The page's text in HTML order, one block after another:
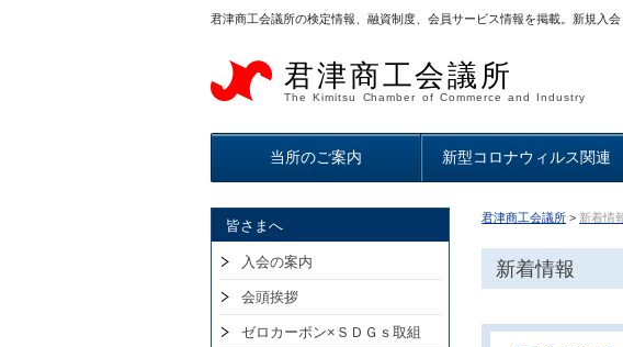
君津商工会議所の検定情報、融資制度、会員サービス情報を掲載。新規入会
君津商工会議所
The Kimitsu Chamber of Commerce and Industry
当所のご案内 新型コロナウィルス関連
君津商工会議所 > 新着情
新着情報
皆さまへ
入会の案内
会頭挨拶
ゼロカーボン×ＳＤＧｓ取組